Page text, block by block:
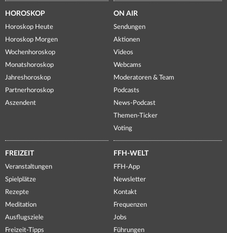
HOROSKOP
Horoskop Heute
Horoskop Morgen
Wochenhoroskop
Monatshoroskop
Jahreshoroskop
Partnerhoroskop
Aszendent
ON AIR
Sendungen
Aktionen
Videos
Webcams
Moderatoren & Team
Podcasts
News-Podcast
Themen-Ticker
Voting
FREIZEIT
Veranstaltungen
Spielplätze
Rezepte
Meditation
Ausflugsziele
Freizeit-Tipps
FFH-WELT
FFH-App
Newsletter
Kontakt
Frequenzen
Jobs
Führungen